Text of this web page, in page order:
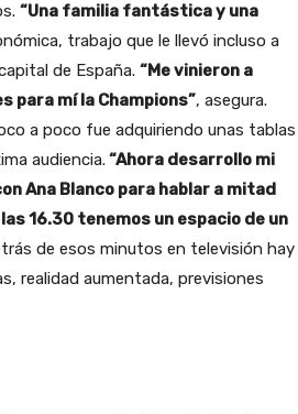
“Una familia fantástica y una
trabajo que le llevó incluso a
de España. “Me vinieron a
para mí la Champions”, asegura.
a poco fue adquiriendo unas tablas
audiencia. “Ahora desarrollo mi
Ana Blanco para hablar a mitad
16.30 tenemos un espacio de un
de esos minutos en televisión hay
realidad aumentada, previsiones